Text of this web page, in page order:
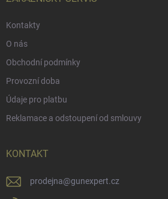
Kontakty
O nás
Obchodní podmínky
Provozní doba
Údaje pro platbu
Reklamace a odstoupení od smlouvy
KONTAKT
prodejna@gunexpert.cz